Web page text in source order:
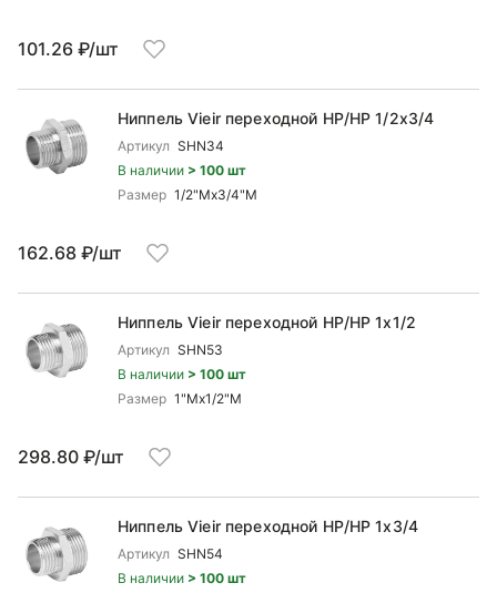
101.26 ₽/шт
Ниппель Vieir переходной НР/НР 1/2x3/4
Артикул SHN34
В наличии > 100 шт
Размер 1/2"Mx3/4"М
162.68 ₽/шт
Ниппель Vieir переходной НР/НР 1x1/2
Артикул SHN53
В наличии > 100 шт
Размер 1"Mx1/2"М
298.80 ₽/шт
Ниппель Vieir переходной НР/НР 1x3/4
Артикул SHN54
В наличии > 100 шт